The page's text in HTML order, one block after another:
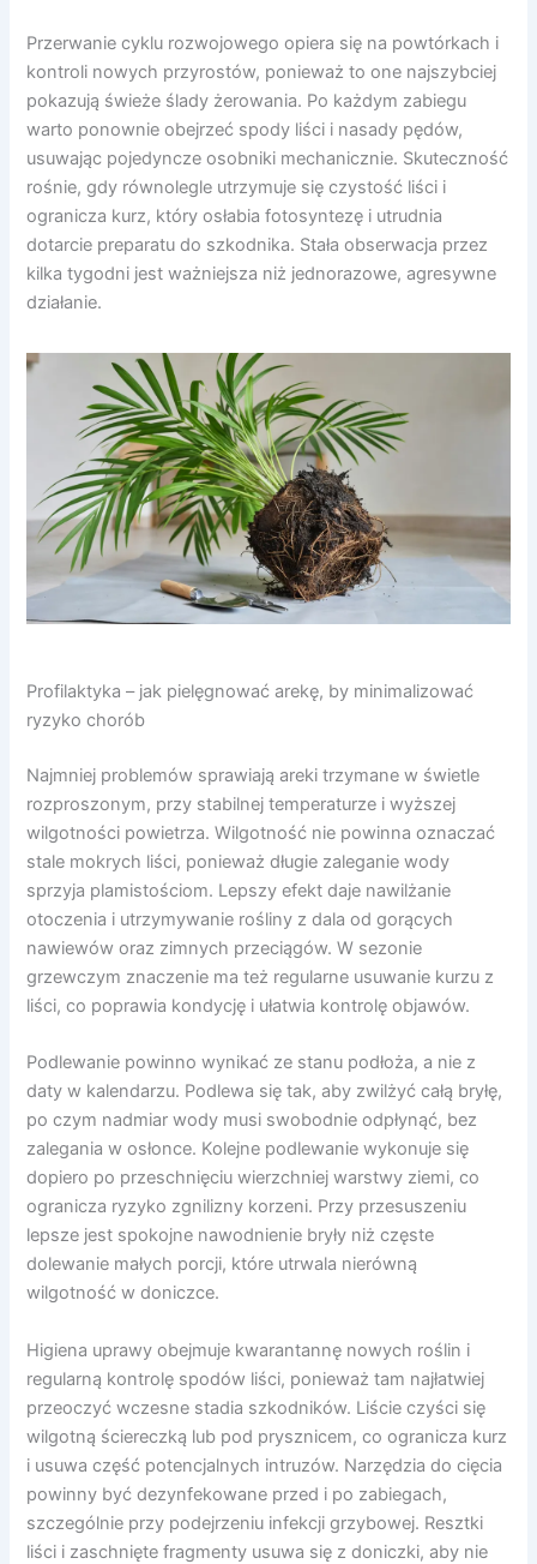
Przerwanie cyklu rozwojowego opiera się na powtórkach i
kontroli nowych przyrostów, ponieważ to one najszybciej
pokazują świeże ślady żerowania. Po każdym zabiegu
warto ponownie obejrzeć spody liści i nasady pędów,
usuwając pojedyncze osobniki mechanicznie. Skuteczność
rośnie, gdy równolegle utrzymuje się czystość liści i
ogranicza kurz, który osłabia fotosyntezę i utrudnia
dotarcie preparatu do szkodnika. Stała obserwacja przez
kilka tygodni jest ważniejsza niż jednorazowe, agresywne
działanie.
Profilaktyka – jak pielęgnować arekę, by minimalizować
ryzyko chorób
Najmniej problemów sprawiają areki trzymane w świetle
rozproszonym, przy stabilnej temperaturze i wyższej
wilgotności powietrza. Wilgotność nie powinna oznaczać
stale mokrych liści, ponieważ długie zaleganie wody
sprzyja plamistościom. Lepszy efekt daje nawilżanie
otoczenia i utrzymywanie rośliny z dala od gorących
nawiewów oraz zimnych przeciągów. W sezonie
grzewczym znaczenie ma też regularne usuwanie kurzu z
liści, co poprawia kondycję i ułatwia kontrolę objawów.
Podlewanie powinno wynikać ze stanu podłoża, a nie z
daty w kalendarzu. Podlewa się tak, aby zwilżyć całą bryłę,
po czym nadmiar wody musi swobodnie odpłynąć, bez
zalegania w osłonce. Kolejne podlewanie wykonuje się
dopiero po przeschnięciu wierzchniej warstwy ziemi, co
ogranicza ryzyko zgnilizny korzeni. Przy przesuszeniu
lepsze jest spokojne nawodnienie bryły niż częste
dolewanie małych porcji, które utrwala nierówną
wilgotność w doniczce.
Higiena uprawy obejmuje kwarantannę nowych roślin i
regularną kontrolę spodów liści, ponieważ tam najłatwiej
przeoczyć wczesne stadia szkodników. Liście czyści się
wilgotną ściereczką lub pod prysznicem, co ogranicza kurz
i usuwa część potencjalnych intruzów. Narzędzia do cięcia
powinny być dezynfekowane przed i po zabiegach,
szczególnie przy podejrzeniu infekcji grzybowej. Resztki
liści i zaschnięte fragmenty usuwa się z doniczki, aby nie